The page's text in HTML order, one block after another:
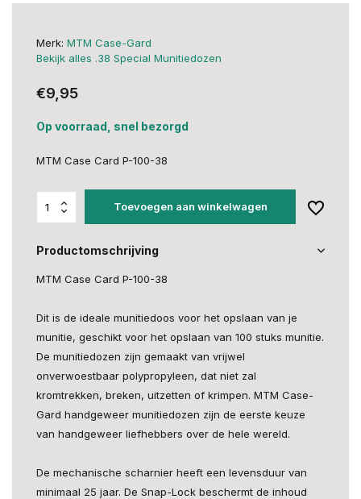
Merk: MTM Case-Gard
Bekijk alles .38 Special Munitiedozen
€9,95
Op voorraad, snel bezorgd
MTM Case Card P-100-38
Toevoegen aan winkelwagen
Productomschrijving
MTM Case Card P-100-38
Dit is de ideale munitiedoos voor het opslaan van je
munitie, geschikt voor het opslaan van 100 stuks munitie.
De munitiedozen zijn gemaakt van vrijwel
onverwoestbaar polypropyleen, dat niet zal
kromtrekken, breken, uitzetten of krimpen. MTM Case-
Gard handgeweer munitiedozen zijn de eerste keuze
van handgeweer liefhebbers over de hele wereld.
De mechanische scharnier heeft een levensduur van
minimaal 25 jaar. De Snap-Lock beschermt de inhoud